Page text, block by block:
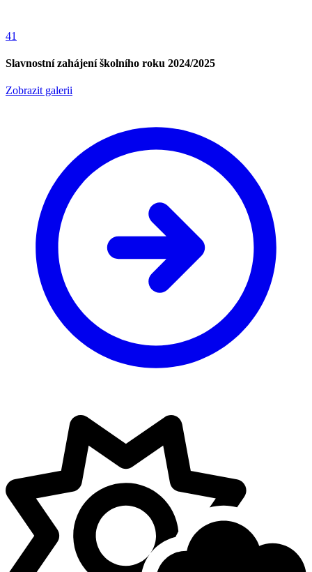
41
Slavnostní zahájení školního roku 2024/2025
Zobrazit galerii